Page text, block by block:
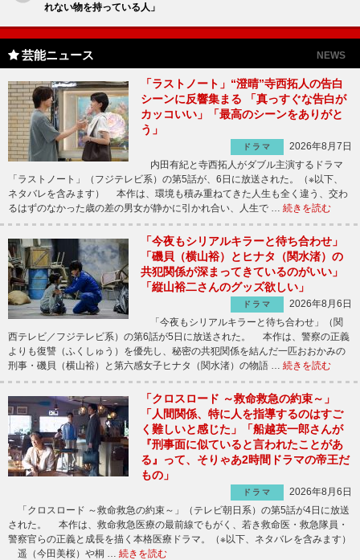
れない物を持っている人」
芸能ニュース NEWS
「ラストノート」“澄晴”寺西拓人の告白
シーンに反響集まる 「真っすぐな告白が
カッコいい」「最高のシーンをありがと
う」
ドラマ
2026年8月7日
内田有紀と寺西拓人がダブル主演するドラマ
「ラストノート」（フジテレビ系）の第5話が、6日に放送された。（※以下、
ネタバレを含みます） 本作は、環境も積み重ねてきた人生も全く違う、交わ
るはずのなかった歳の差の男女が静かに引かれ合い、人生で … 続きを読む
「今夜もシリアルキラーと待ち合わせ」
「磯貝（横山裕）とヒナタ（関水渚）の
共犯関係が深まってきているのがいい」
「縦山裕二さんのグッズ欲しい」
ドラマ
2026年8月6日
「今夜もシリアルキラーと待ち合わせ」（関
西テレビ／フジテレビ系）の第6話が5日に放送された。 本作は、警察の正義
よりも復讐（ふくしゅう）を優先し、秘密の共犯関係を結んだ一匹おおかみの
刑事・磯貝（横山裕）と第六感女子ヒナタ（関水渚）の物語 … 続きを読む
「クロスロード ～救命救急の約束～」
「人間関係、特に人を指導するのはすご
く難しいと感じた」「船越英一郎さんが
『刑事面に似ていると言われたことがあ
る』って、そりゃあ2時間ドラマの帝王だ
もの」
ドラマ
2026年8月6日
「クロスロード ～救命救急の約束～」（テレビ朝日系）の第5話が4日に放送
された。 本作は、救命救急医療の最前線でもがく、若き救命医・救急隊員・
警察官らの正義と成長を描く本格医療ドラマ。（※以下、ネタバレを含みます）
遥（今田美桜）や桐 … 続きを読む